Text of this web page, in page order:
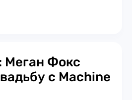
Меган Фокс
с Maсhine